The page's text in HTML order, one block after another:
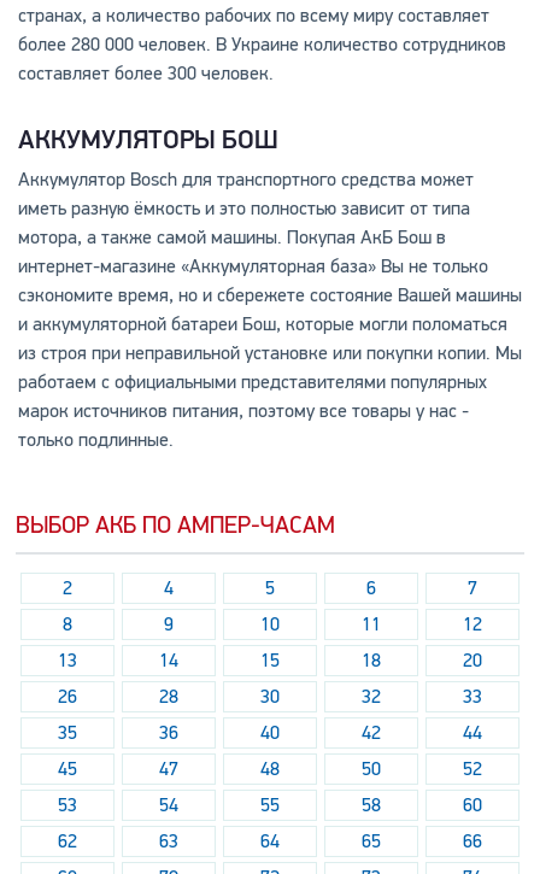
странах, а количество рабочих по всему миру составляет
более 280 000 человек. В Украине количество сотрудников
составляет более 300 человек.
АККУМУЛЯТОРЫ БОШ
Аккумулятор Bosch для транспортного средства может
иметь разную ёмкость и это полностью зависит от типа
мотора, а также самой машины. Покупая АкБ Бош в
интернет-магазине «Аккумуляторная база» Вы не только
сэкономите время, но и сбережете состояние Вашей машины
и аккумуляторной батареи Бош, которые могли поломаться
из строя при неправильной установке или покупки копии. Мы
работаем с официальными представителями популярных
марок источников питания, поэтому все товары у нас -
только подлинные.
ВЫБОР АКБ ПО АМПЕР-ЧАСАМ
2 4 5 6
7
8
9 10 11
12
13
14 15 18
20
26
28 30 32
33
35
36 40 42
44
45
47 48 50
52
53
54 55 58
60
62
63 64 65
66